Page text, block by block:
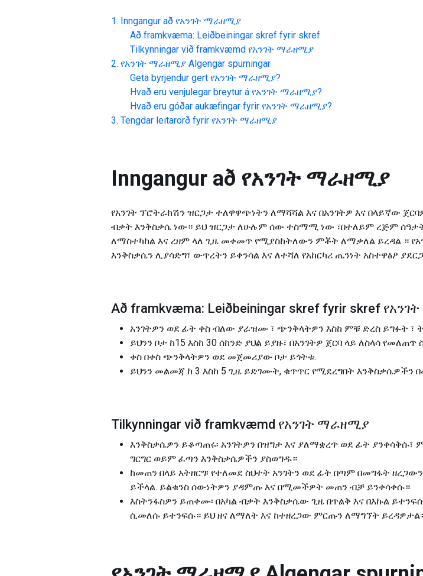
Inngangur að የአንገት ማራዘሚያ
Að framkvæma: Leiðbeiningar skref fyrir skref
Tilkynningar við framkvæmd የአንገት ማራዘሚያ
የአንገት ማራዘሚያ Algengar spurningar
Geta byrjendur gert የአንገት ማራዘሚያ?
Hvað eru venjulegar breytur á የአንገት ማራዘሚያ?
Hvað eru góðar aukæfingar fyrir የአንገት ማራዘሚያ?
Tengdar leitarorð fyrir የአንገት ማራዘሚያ
Inngangur að የአንገት ማራዘሚያ
የአንገት ፕሮትራክሽን ዝርጋታ ተለዋዋጭነትን ለማሻሻል እና በአንገትዎ እና በላይኛው
ብቃት እንቅስቃሴ ነው። ይህ ዝርጋታ ለሁሉም ሰው ተስማሚ ነው ፣በተለይም ረጅም
ለማስተካከል እና ረዘም ላለ ጊዜ መቀመጥ የሚያስከትለውን ምቾት ለማቃለል ይረዳል ።
እንቅስቃሴን ሊያሳድግ፣ ውጥረትን ይቀንሳል እና ለተሻለ የአከርካሪ ጤንነት አስተዋፅዖ
Að framkvæma: Leiðbeiningar skref fyrir skref
አንገትዎን ወደ ፊት ቀስ ብለው ያራዝሙ ፣ ጭንቅላትዎን እስከ ምቹ ድረስ ይግፉት ፣
ይህንን ቦታ ከ15 እስከ 30 ሰከንድ ያህል ይያዙ፣ በአንገትዎ ጀርባ ላይ ለስላሳ
ቀስ በቀስ ጭንቅላትዎን ወደ መጀመሪያው ቦታ ይጎትቱ.
ይህንን መልመጃ ከ 3 እስከ 5 ጊዜ ይድገሙት, ቁጥጥር የሚደረግበት እንቅስቃሴዎችን
Tilkynningar við framkvæmd የአንገት ማራዘሚያ
እንቅስቃሴዎን ይቆጣጠሩ፡ አንገትዎን በዝግታ እና ያለማቋረጥ ወደ ፊት
ግርግር ወይም ፈጣን እንቅስቃሴዎችን ያስወግዱ።
ከመጠን በላይ አትዘርግ፡ የተለመደ ስህተት አንገትን ወደ ፊት በጣም በመግፋት
ይችላል. ይልቁንስ ሰውነትዎን ያዳምጡ እና በሚመችዎት መጠን ብቻ ይንቀሳቀሱ።
እስትንፋስዎን ይጠቀሙ፡ በአካል ብቃት እንቅስቃሴው ጊዜ በጥልቅ እና በእኩል
ሲመለሱ ይተንፍሱ። ይህ ዘና ለማለት እና ከተዘረጋው ምርጡን ለማግኘት